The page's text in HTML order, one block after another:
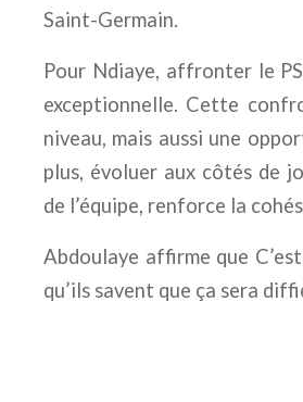
Saint-Germain.
Pour Ndiaye, affronter le
exceptionnelle. Cette
niveau, mais aussi une
plus, évoluer aux côtés de
de l’équipe, renforce la
Abdoulaye affirme que
qu’ils savent que ça sera